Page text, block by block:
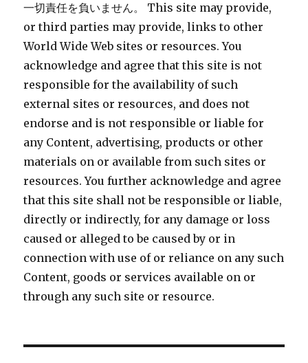
一切責任を負いません。 This site may provide,
or third parties may provide, links to other
World Wide Web sites or resources. You
acknowledge and agree that this site is not
responsible for the availability of such
external sites or resources, and does not
endorse and is not responsible or liable for
any Content, advertising, products or other
materials on or available from such sites or
resources. You further acknowledge and agree
that this site shall not be responsible or liable,
directly or indirectly, for any damage or loss
caused or alleged to be caused by or in
connection with use of or reliance on any such
Content, goods or services available on or
through any such site or resource.